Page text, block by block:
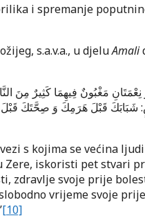
i spremanje
s.a.v.a., u djeluAmali
نِعْمَتَانِ مَغْبُونٌ فِيهِمَا كَثِيرٌ مِنَ
قَبْلَ هَرَمِكَ وَ صِحَّتَكَ
s kojima se većina
Zere, iskoristi pet stvari
zdravlje svoje prije
vrijeme svoje prije
[10]